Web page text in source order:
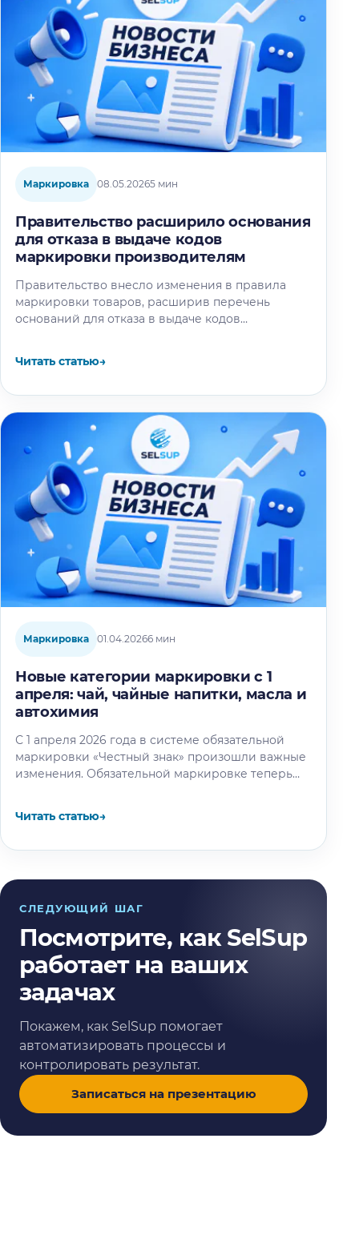
Маркировка 08.05.20265 мин
Правительство расширило основания
для отказа в выдаче кодов
маркировки производителям
Правительство внесло изменения в правила
маркировки товаров, расширив перечень
оснований для отказа в выдаче кодов
качестве производителей…
Читать статью→
Маркировка 01.04.20266 мин
Новые категории маркировки с 1
апреля: чай, чайные напитки, масла и
автохимия
С 1 апреля 2026 года в системе обязательной
маркировки «Честный знак» произошли важные
изменения. Обязательной маркировке теперь
Читать статью→
СЛЕДУЮЩИЙ ШАГ
Посмотрите, как SelSup
работает на ваших
задачах
Покажем, как SelSup помогает
автоматизировать процессы и
контролировать результат.
Записаться на презентацию